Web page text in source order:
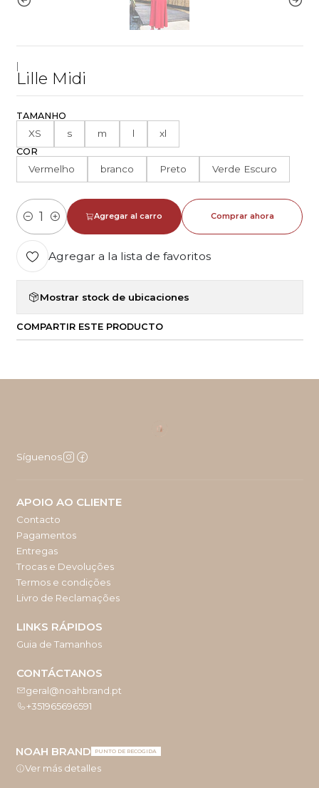
Lille Midi
TAMANHO
XS s m l xl
COR
Vermelho branco Preto Verde Escuro
Cantidad
Agregar al carro Comprar ahora
Agregar a la lista de favoritos
Mostrar stock de ubicaciones
COMPARTIR ESTE PRODUCTO
Síguenos
APOIO AO CLIENTE
Contacto
Pagamentos
Entregas
Trocas e Devoluções
Termos e condições
Livro de Reclamações
LINKS RÁPIDOS
Guia de Tamanhos
CONTÁCTANOS
geral@noahbrand.pt
+351965696591
NOAH BRAND PUNTO DE RECOGIDA
Ver más detalles